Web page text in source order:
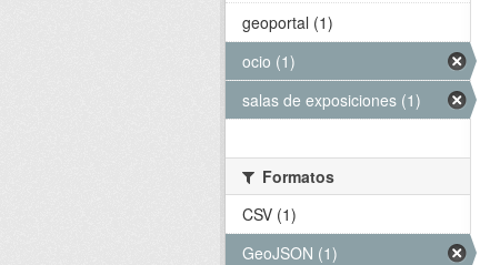
geoportal (1)
ocio (1)
salas de exposiciones (1)
Formatos
CSV (1)
GeoJSON (1)